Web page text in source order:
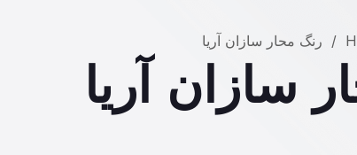
/ رنگ محار سازان آریا
سازان آریا